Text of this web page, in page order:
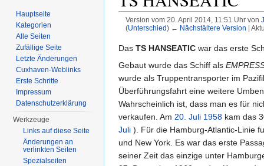
Version vom 20. April 2014, 11:51 Uhr von
(Unterschied) ← Nächstältere Version |
Das TS HANSEATIC war das erste
Gebaut wurde das Schiff als
wurde als Truppentransporter im
Überführungsfahrt eine weitere
Wahrscheinlich ist, dass man es für
verkaufen. Am 20. Juli 1958 kam das
Juli ). Für die Hamburg-Atlantic-Linie
und New York. Es war das erste
seiner Zeit das einzige unter
Hauptseite
Kategorien
Alle Seiten
Zufällige Seite
Letzte Änderungen
Cuxhaven-Weblinks
Erste Schritte
Impressum
Datenschutzerklärung
Werkzeuge
Links auf diese Seite
Änderungen an
verlinkten Seiten
Spezialseiten